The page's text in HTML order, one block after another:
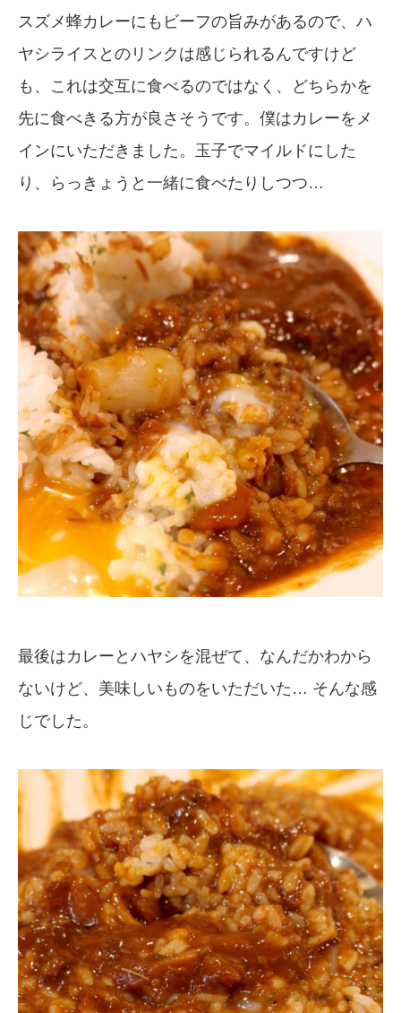
スズメ蜂カレーにもビーフの旨みがあるので、ハ
ヤシライスとのリンクは感じられるんですけど
も、これは交互に食べるのではなく、どちらかを
先に食べきる方が良さそうです。僕はカレーをメ
インにいただきました。玉子でマイルドにした
り、らっきょうと一緒に食べたりしつつ…
最後はカレーとハヤシを混ぜて、なんだかわから
ないけど、美味しいものをいただいた… そんな感
じでした。